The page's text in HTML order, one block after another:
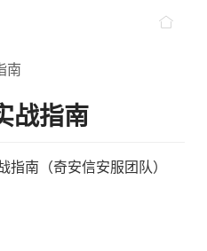
南
战指南
指南（奇安信安服团队）